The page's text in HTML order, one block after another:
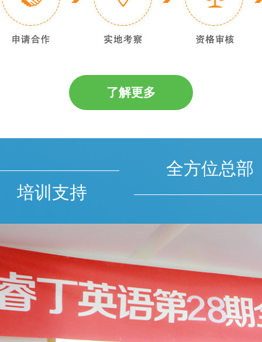
了解更多
全方位总部
培训支持